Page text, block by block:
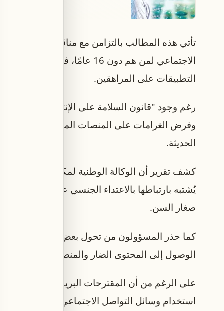
تأتي هذه المطالب بالتزامن مع مناقشات
الاجتماعي لمن هم دون 16
التطبيقات على المراهقين.
رغم وجود "قانون السلامة على الإنترنت" الذي يمنح
وفرض الغرامات على المنصات المخالفة، ترى
الحديثة.
يُشتبه بارتباطها بالاعتداء الجنسي على الأطفال
صغار السن.
كما حذر المسؤولون من تحول بعض الأطفال من
الوصول إلى المحتوى الضار والمنصات غير الآمنة.
على الرغم من أن المقترحات البريطانية لا تصل